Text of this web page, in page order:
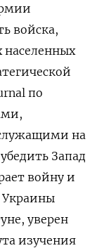
войска,
населенных
по
на
Запад
войну и
уверен
изучения